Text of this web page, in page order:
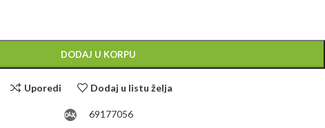
DODAJ U KORPU
Uporedi Dodaj u listu želja
69177056